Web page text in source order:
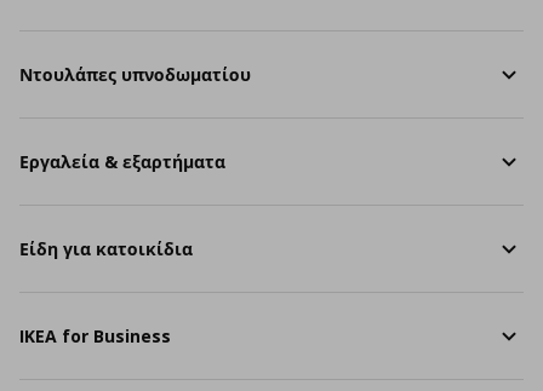
Ντουλάπες υπνοδωματίου
Εργαλεία & εξαρτήματα
Είδη για κατοικίδια
IKEA for Business